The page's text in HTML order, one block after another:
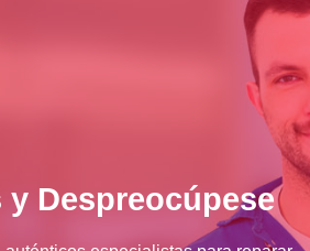
y Despreocúpese